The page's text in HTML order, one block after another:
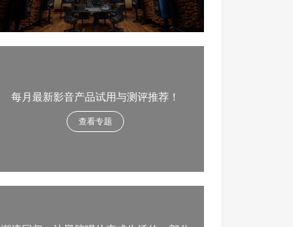
每月最新影音产品试用与测评推荐！
查看专题